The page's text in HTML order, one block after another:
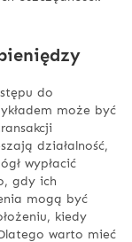
do
może być
działalność,
wypłacić
gdy ich
mogą być
kiedy
warto mieć